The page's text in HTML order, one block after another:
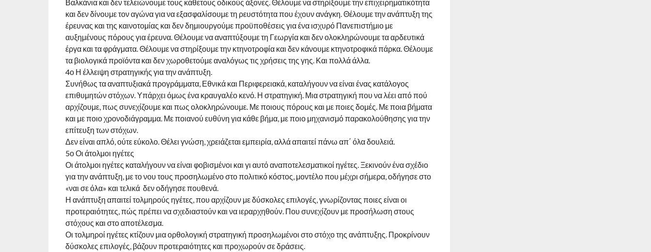
Βαλκάνια και δεν τελειώνουμε τους κάθετους οδικούς άξονες. Θέλουμε να στηρίξουμε την επιχειρηματικότητα
και δεν δίνουμε τον αγώνα για να εξασφαλίσουμε τη ρευστότητα που έχουν ανάγκη. Θέλουμε την ανάπτυξη της
έρευνας και της καινοτομίας και δεν δημιουργούμε προϋποθέσεις για ένα ισχυρό Πανεπιστήμιο με
αυξημένους πόρους για έρευνα. Θέλουμε να αναπτύξουμε τη Γεωργία και δεν ολοκληρώνουμε τα αρδευτικά
έργα και τα φράγματα. Θέλουμε να στηρίξουμε την κτηνοτροφία και δεν κάνουμε κτηνοτροφικά πάρκα. Θέλουμε
τα βιολογικά προϊόντα και δεν χωροθετούμε αναλόγως τις χρήσεις της γης. Και πολλά άλλα.
4ο Η έλλειψη στρατηγικής για την ανάπτυξη.
Συνήθως τα αναπτυξιακά προγράμματα, Εθνικά και Περιφερειακά, καταλήγουν να είναι ένας κατάλογος
επιθυμητών στόχων. Υπάρχει όμως ένα κραυγαλέο κενό. Η στρατηγική. Μια στρατηγική που να λέει από πού
αρχίζουμε, πως συνεχίζουμε και πως ολοκληρώνουμε. Με ποιους πόρους και με ποιες δομές. Με ποια βήματα
και με ποιο χρονοδιάγραμμα. Με ποιανού ευθύνη για κάθε βήμα, με ποιο μηχανισμό παρακολούθησης για την
επίτευξη των στόχων.
Δεν είναι απλό, ούτε εύκολο. Θέλει γνώση, χρειάζεται εμπειρία, αλλά απαιτεί πάνω απ΄ όλα δουλειά.
5ο Οι άτολμοι ηγέτες
Οι άτολμοι ηγέτες καταλήγουν να είναι φοβισμένοι και γι αυτό αναποτελεσματικοί ηγέτες. Ξεκινούν ένα σχέδιο
για την ανάπτυξη, με το νου τους προσηλωμένο στο πολιτικό κόστος, μοντέλο που μέχρι σήμερα, οδήγησε στο
«ναι σε όλα» και τελικά δεν οδήγησε πουθενά.
Η ανάπτυξη απαιτεί τολμηρούς ηγέτες, που αρχίζουν με δύσκολες επιλογές, γνωρίζοντας ποιες είναι οι
προτεραιότητες, πώς πρέπει να σχεδιαστούν και να ιεραρχηθούν. Που συνεχίζουν με προσήλωση στους
στόχους και στο αποτέλεσμα.
Οι τολμηροί ηγέτες κτίζουν μια ορθολογική στρατηγική προσηλωμένοι στο στόχο της ανάπτυξης. Προκρίνουν
δύσκολες επιλογές, βάζουν προτεραιότητες και προχωρούν σε δράσεις.